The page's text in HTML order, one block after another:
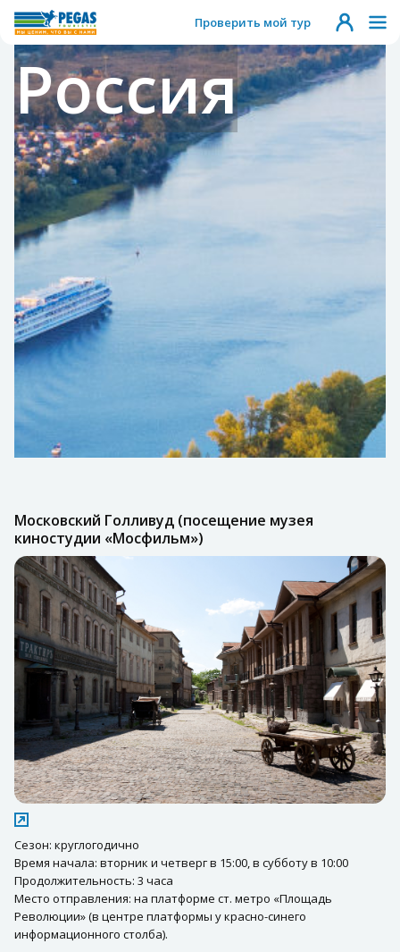
Проверить мой тур
Россия
Московский Голливуд (посещение музея
киностудии «Мосфильм»)
Сезон: круглогодично
Время начала: вторник и четверг в 15:00, в субботу в 10:00
Продолжительность: 3 часа
Место отправления: на платформе ст. метро «Площадь
Революции» (в центре платформы у красно-синего
информационного столба).